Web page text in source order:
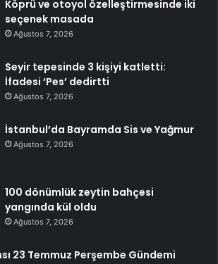
Köprü ve otoyol özelleştirmesinde iki
seçenek masada
Ağustos 7, 2026
Seyir tepesinde 3 kişiyi katletti:
İfadesi ‘Pes’ dedirtti
Ağustos 7, 2026
İstanbul’da Bayramda Sis ve Yağmur
Ağustos 7, 2026
100 dönümlük zeytin bahçesi
yangında kül oldu
Ağustos 7, 2026
23 Temmuz Perşembe Gündemi